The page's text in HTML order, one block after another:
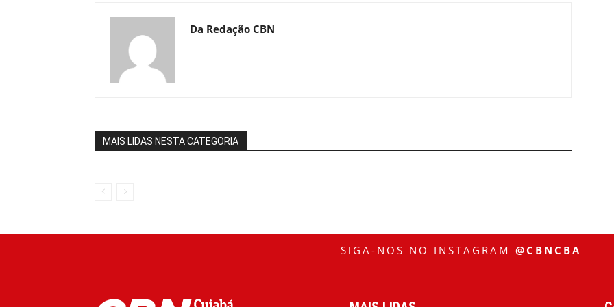
Da Redação CBN
MAIS LIDAS NESTA CATEGORIA
SIGA-NOS NO INSTAGRAM @CBNCBA